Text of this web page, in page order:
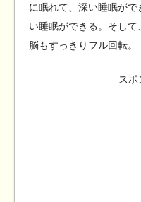
に眠れて、深い睡眠が
い睡眠ができる。そし
脳もすっきりフル回転。
スポ